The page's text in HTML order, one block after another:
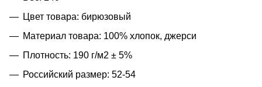
Цвет товара: бирюзовый
Материал товара: 100% хлопок, джерси
Плотность: 190 г/м2 ± 5%
Российский размер: 52-54